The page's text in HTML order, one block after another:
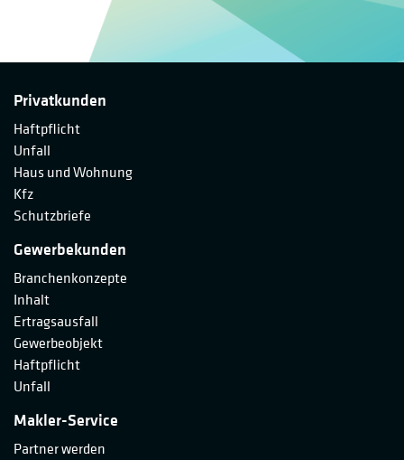
Privatkunden
Haftpflicht
Unfall
Haus und Wohnung
Kfz
Schutzbriefe
Gewerbekunden
Branchenkonzepte
Inhalt
Ertragsausfall
Gewerbeobjekt
Haftpflicht
Unfall
Makler-Service
Partner werden